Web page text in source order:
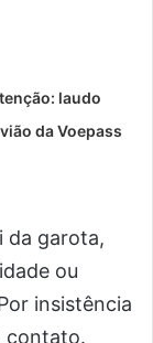
laudo
da Voepass
da garota,
ou
insistência
contato.